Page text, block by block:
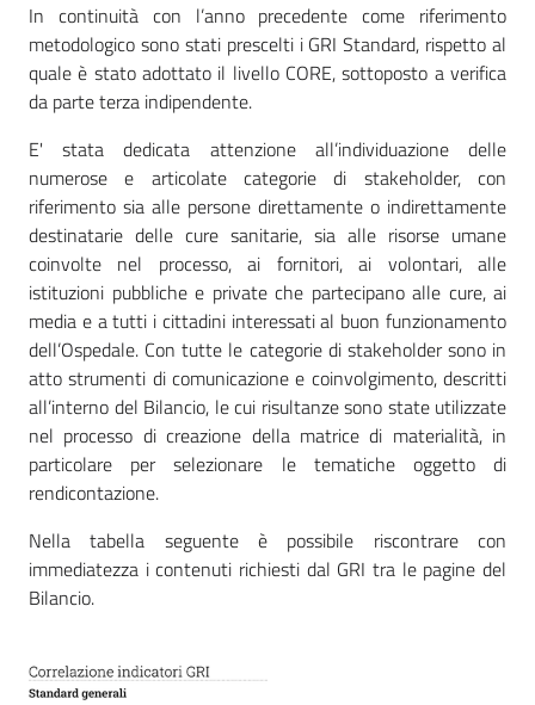
In continuità con l’anno precedente come riferimento
metodologico sono stati prescelti i GRI Standard, rispetto al
quale è stato adottato il livello CORE, sottoposto a verifica
da parte terza indipendente.
E' stata dedicata attenzione all’individuazione delle
numerose e articolate categorie di stakeholder, con
riferimento sia alle persone direttamente o indirettamente
destinatarie delle cure sanitarie, sia alle risorse umane
coinvolte nel processo, ai fornitori, ai volontari, alle
istituzioni pubbliche e private che partecipano alle cure, ai
media e a tutti i cittadini interessati al buon funzionamento
dell’Ospedale. Con tutte le categorie di stakeholder sono in
atto strumenti di comunicazione e coinvolgimento, descritti
all’interno del Bilancio, le cui risultanze sono state utilizzate
nel processo di creazione della matrice di materialità, in
particolare per selezionare le tematiche oggetto di
rendicontazione.
Nella tabella seguente è possibile riscontrare con
immediatezza i contenuti richiesti dal GRI tra le pagine del
Bilancio.